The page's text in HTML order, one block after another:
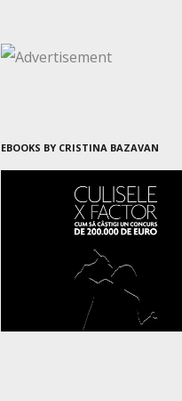
EBOOKS BY CRISTINA BAZAVAN